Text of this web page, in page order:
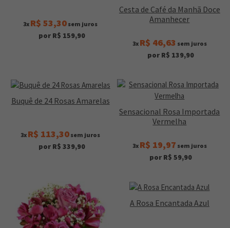
3x R$ 53,30 sem juros
por R$ 159,90
Cesta de Café da Manhã Doce
Amanhecer
3x R$ 46,63 sem juros
por R$ 139,90
Buquê de 24 Rosas Amarelas
3x R$ 113,30 sem juros
por R$ 339,90
Sensacional Rosa Importada
Vermelha
3x R$ 19,97 sem juros
por R$ 59,90
A Rosa Encantada Azul